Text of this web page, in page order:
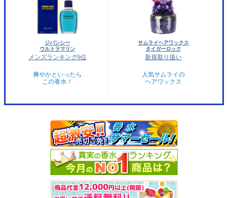
ジバンシー
ウルトラマリン
メンズランキング6位
爽やかといったら
この香水！
サムライヘアワックス
タイガーロック
新規取り扱い
人気サムライの
ヘアワックス